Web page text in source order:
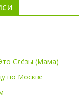
Слёзы (Мама)
по Москве